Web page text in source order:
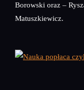
Borowski oraz –
Matuszkiewicz.